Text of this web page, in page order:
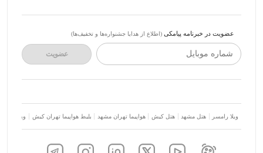
عضویت در خبرنامه پیامکی (اطلاع از هدایا جشنواره‌ها و تخفیف‌ها)
شماره موبایل عضویت
ویلا رامسر هتل مشهد هتل کیش هواپیما تهران مشهد بلیط هواپیما تهران کیش ویلا شمال